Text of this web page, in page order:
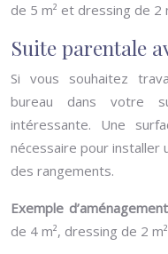
de 5 m² et dressing de 2
Suite parentale
Si vous souhaitez
bureau dans votre
intéressante. Une
nécessaire pour installer
des rangements.
Exemple
de 4 m², dressing de 2